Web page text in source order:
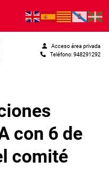
Teléfono: 948291292
Acceso área privada
con 6 de
comité